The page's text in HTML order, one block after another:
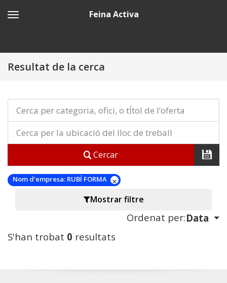
Feina Activa
Resultat de la cerca
Cercar
Nom d'empresa: RUBÍ FORMA
Mostrar filtre
Ordenat per:Data
S'han trobat 0 resultats